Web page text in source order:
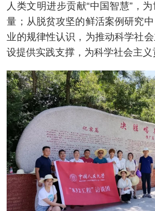
人类文明进步贡献“中国智慧”，
量；从脱贫攻坚的鲜活案例研究
业的规律性认识，为推动科学社
设提供实践支撑，为科学社会主义